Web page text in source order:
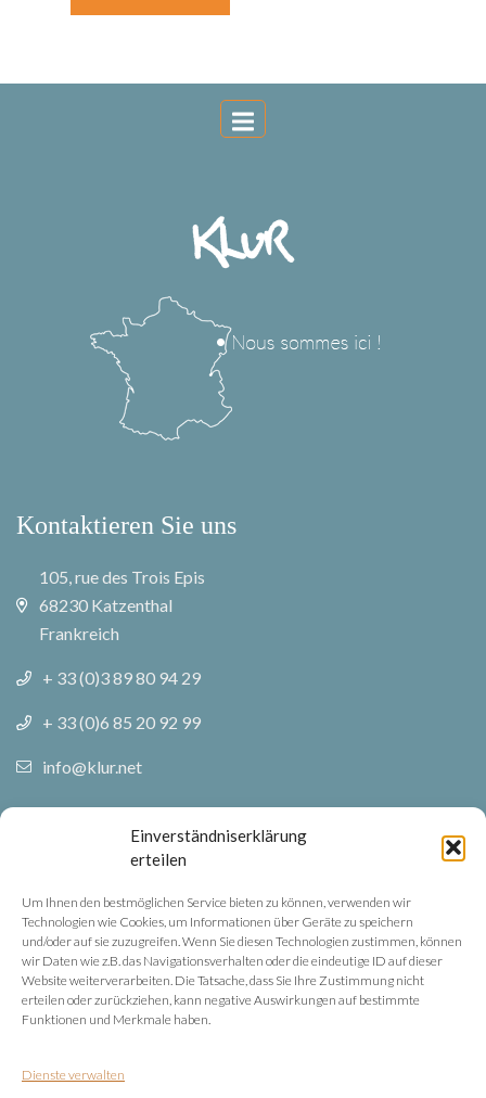
Einverständniserklärung
erteilen
Um Ihnen den bestmöglichen Service bieten zu können, verwenden wir
Technologien wie Cookies, um Informationen über Geräte zu speichern
und/oder auf sie zuzugreifen. Wenn Sie diesen Technologien zustimmen, können
wir Daten wie z.B. das Navigationsverhalten oder die eindeutige ID auf dieser
Website weiterverarbeiten. Die Tatsache, dass Sie Ihre Zustimmung nicht
erteilen oder zurückziehen, kann negative Auswirkungen auf bestimmte
Funktionen und Merkmale haben.
Dienste verwalten
Kontaktieren Sie uns
105, rue des Trois Epis
68230 Katzenthal
Frankreich
+ 33 (0)3 89 80 94 29
+ 33 (0)6 85 20 92 99
info@klur.net
Folgen Sie uns
Instagram
Rechtliche Hinweise
Rechtliche Hinweise